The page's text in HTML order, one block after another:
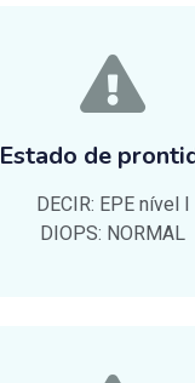
Estado de
DECIR: EPE nível I
DIOPS: NORMAL